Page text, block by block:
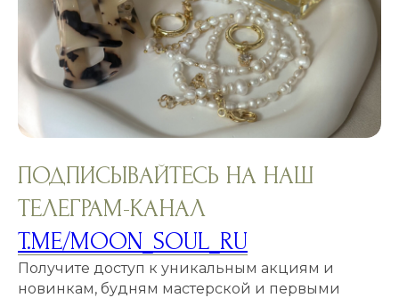
ПОДПИСЫВАЙТЕСЬ НА НАШ
ТЕЛЕГРАМ-КАНАЛ
T.ME/MOON_SOUL_RU
Получите доступ к уникальным акциям и
новинкам, будням мастерской и первыми